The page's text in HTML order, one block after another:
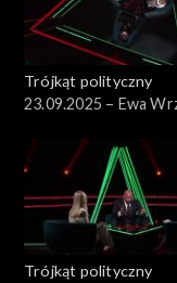
Trójkąt polityczny
23.09.2025 – Ewa
Trójkąt polityczny